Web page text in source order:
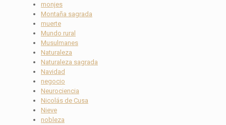
monjes
Montaña sagrada
muerte
Mundo rural
Musulmanes
Naturaleza
Naturaleza sagrada
Navidad
negocio
Neurociencia
Nicolás de Cusa
Nieve
nobleza